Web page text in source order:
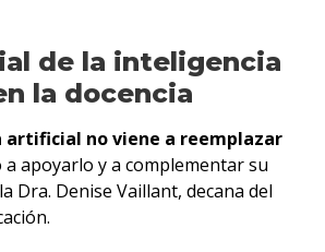
de la inteligencia
la docencia
no viene a reemplazar
a apoyarlo y a complementar su
Dra. Denise Vaillant, decana del